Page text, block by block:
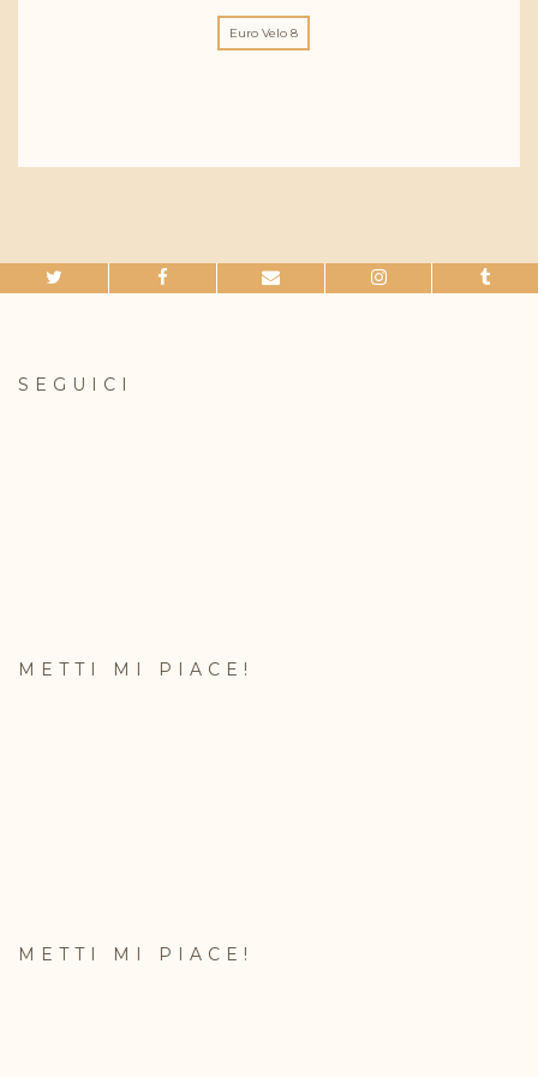
Euro Velo 8
SEGUICI
METTI MI PIACE!
METTI MI PIACE!